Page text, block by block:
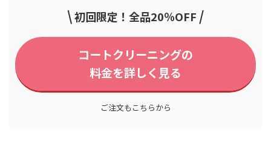
\初回限定！全品20％OFF /
コートクリーニングの
料金を詳しく見る
ご注文もこちらから